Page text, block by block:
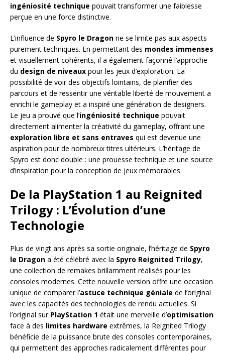
ingéniosité technique pouvait transformer une faiblesse
perçue en une force distinctive.
L’influence de Spyro le Dragon ne se limite pas aux aspects
purement techniques. En permettant des mondes immenses
et visuellement cohérents, il a également façonné l’approche
du design de niveaux pour les jeux d’exploration. La
possibilité de voir des objectifs lointains, de planifier des
parcours et de ressentir une véritable liberté de mouvement a
enrichi le gameplay et a inspiré une génération de designers.
Le jeu a prouvé que l’ingéniosité technique pouvait
directement alimenter la créativité du gameplay, offrant une
exploration libre et sans entraves qui est devenue une
aspiration pour de nombreux titres ultérieurs. L’héritage de
Spyro est donc double : une prouesse technique et une source
d’inspiration pour la conception de jeux mémorables.
De la PlayStation 1 au Reignited
Trilogy : L’Évolution d’une
Technologie
Plus de vingt ans après sa sortie originale, l’héritage de Spyro
le Dragon a été célébré avec la Spyro Reignited Trilogy,
une collection de remakes brillamment réalisés pour les
consoles modernes. Cette nouvelle version offre une occasion
unique de comparer l’astuce technique géniale de l’original
avec les capacités des technologies de rendu actuelles. Si
l’original sur PlayStation 1 était une merveille d’optimisation
face à des limites hardware extrêmes, la Reignited Trilogy
bénéficie de la puissance brute des consoles contemporaines,
qui permettent des approches radicalement différentes pour